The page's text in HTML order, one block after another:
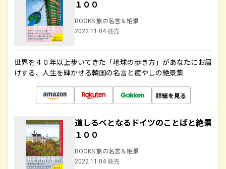
１００
BOOKS 旅の名言＆絶景
2022.11.04 発売
世界を４０年以上歩いてきた「地球の歩き方」があなたにお届
けする、人生を輝かせる韓国の名言と癒やしの絶景集
詳細を見る
道しるべとなるドイツのことばと絶景
１００
BOOKS 旅の名言＆絶景
2022.11.04 発売